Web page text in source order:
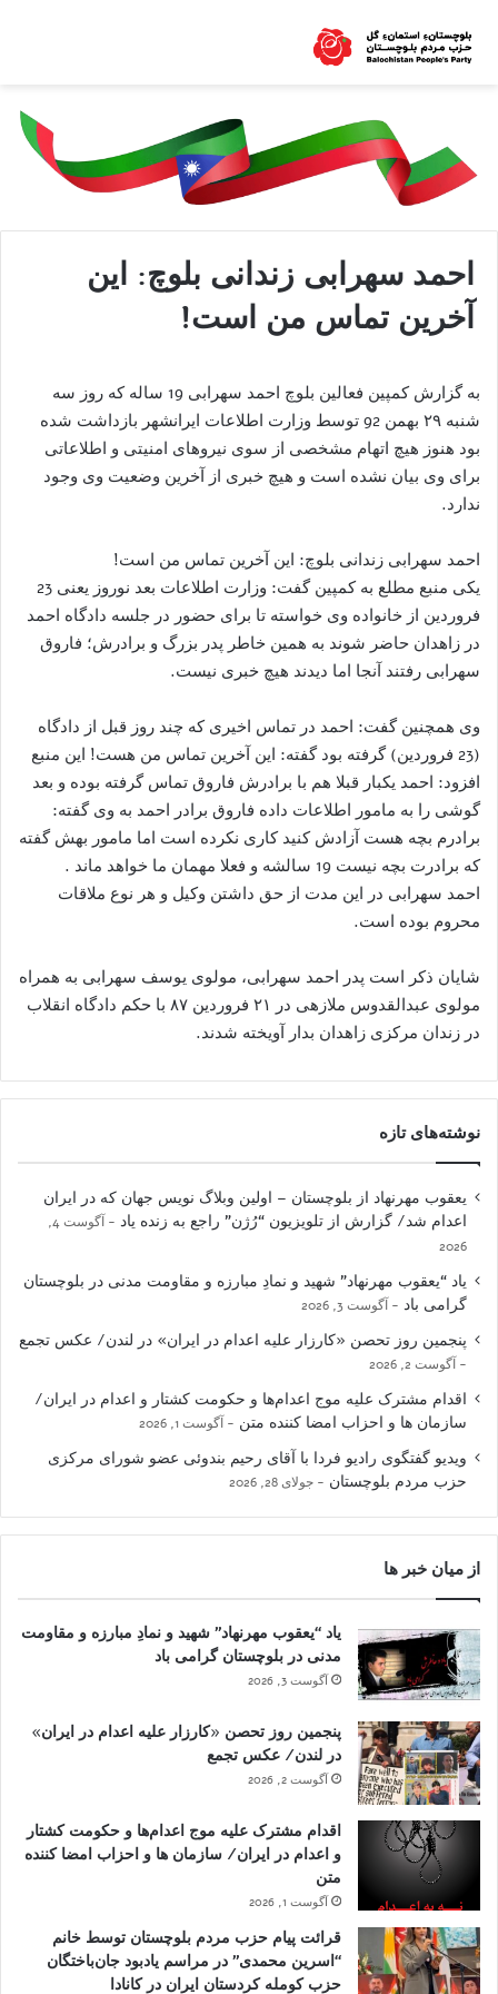
احمد سهرابی زندانی بلوچ: این
آخرین تماس من است!
به گزارش کمپین فعالین بلوچ احمد سهرابی 19 ساله که روز سه
شنبه ۲۹ بهمن 92 توسط وزارت اطلاعات ایرانشهر بازداشت شده
بود هنوز هیچ اتهام مشخصی از سوی نیروهای امنیتی و اطلاعاتی
برای وی بیان نشده است و هیچ خبری از آخرین وضعیت وی وجود
ندارد.
احمد سهرابی زندانی بلوچ: این آخرین تماس من است!
یکی منبع مطلع به کمپین گفت: وزارت اطلاعات بعد نوروز یعنی 23
فروردین از خانواده وی خواسته تا برای حضور در جلسه دادگاه احمد
در زاهدان حاضر شوند به همین خاطر پدر بزرگ و برادرش؛ فاروق
سهرابی رفتند آنجا اما دیدند هیچ خبری نیست.
وی همچنین گفت: احمد در تماس اخیری که چند روز قبل از دادگاه
(23 فروردین) گرفته بود گفته: این آخرین تماس من هست! این منبع
افزود: احمد یکبار قبلا هم با برادرش فاروق تماس گرفته بوده و بعد
گوشی را به مامور اطلاعات داده فاروق برادر احمد به وی گفته:
برادرم بچه هست آزادش کنید کاری نکرده است اما مامور بهش گفته
که برادرت بچه نیست 19 سالشه و فعلا مهمان ما خواهد ماند .
احمد سهرابی در این مدت از حق داشتن وکیل و هر نوع ملاقات
محروم بوده است.
شایان ذکر است پدر احمد سهرابی، مولوی یوسف سهرابی به همراه
مولوی عبدالقدوس ملازهی در ۲۱ فروردین ۸۷ با حکم دادگاه انقلاب
در زندان مرکزی زاهدان بدار آویخته شدند.
نوشته‌های تازه
یعقوب مهرنهاد از بلوچستان – اولین وبلاگ نویس جهان که در ایران
اعدام شد/ گزارش از تلویزیون “رُژن” راجع به زنده یاد
آگوست 4,
2026
یاد “یعقوب مهرنهاد” شهید و نمادِ مبارزه و مقاومت مدنی در بلوچستان
گرامی باد
آگوست 3, 2026
پنجمین روز تحصن «کارزار علیه اعدام در ایران» در لندن/ عکس تجمع
آگوست 2, 2026
اقدام مشترک علیه موج اعدام‌ها و حکومت کشتار و اعدام در ایران/
سازمان ها و احزاب امضا کننده متن
آگوست 1, 2026
ویدیو گفتگوی رادیو فردا با آقای رحیم بندوئی عضو شورای مرکزی
حزب مردم بلوچستان
جولای 28, 2026
از میان خبر ها
یاد “یعقوب مهرنهاد” شهید و نمادِ مبارزه و مقاومت
مدنی در بلوچستان گرامی باد
آگوست 3, 2026
پنجمین روز تحصن «کارزار علیه اعدام در ایران»
در لندن/ عکس تجمع
آگوست 2, 2026
اقدام مشترک علیه موج اعدام‌ها و حکومت کشتار
و اعدام در ایران/ سازمان ها و احزاب امضا کننده
متن
آگوست 1, 2026
قرائت پیام حزب مردم بلوچستان توسط خانم
“اسرین محمدی” در مراسم یادبود جان‌باختگان
حزب کومله کردستان ایران در کانادا